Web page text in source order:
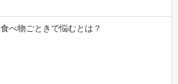
食べ物ごときで悩むとは？